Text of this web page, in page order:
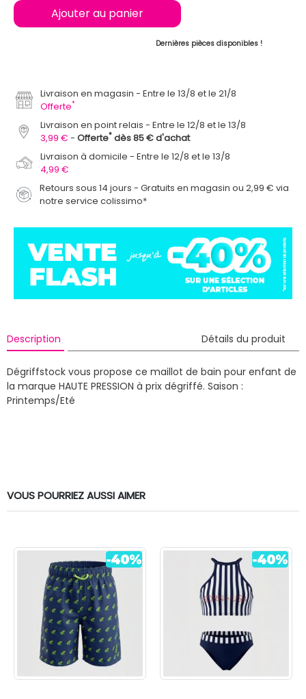
Ajouter au panier
Dernières pièces disponibles !
Livraison en magasin
Entre le 13/8 et le 21/8
Offerte*
Livraison en point relais
Entre le 12/8 et le 13/8
3,99 €
Offerte* dès 85 € d'achat
Livraison à domicile
Entre le 12/8 et le 13/8
4,99 €
Retours sous 14 jours - Gratuits en magasin ou 2,99 € via
notre service colissimo*
Description Détails du produit
Dégriffstock vous propose ce maillot de bain pour enfant de
la marque HAUTE PRESSION à prix dégriffé. Saison :
Printemps/Eté
VOUS POURRIEZ AUSSI AIMER